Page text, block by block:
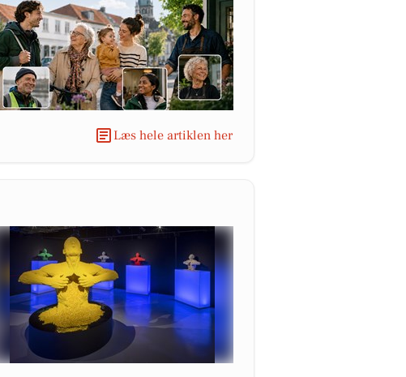
Læs hele artiklen her